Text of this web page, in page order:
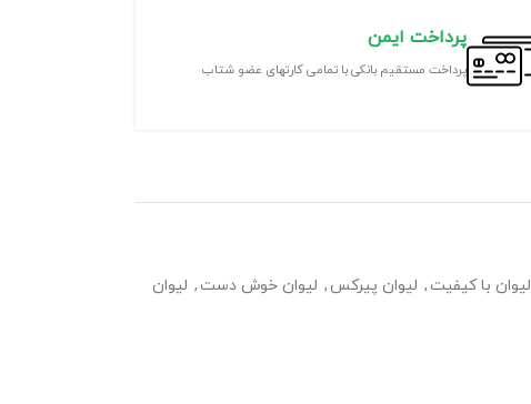
پرداخت ایمن
پرداخت مستقیم بانکی با تمامی کارتهای عضو شتاب
لیوان با کیفیت , لیوان پیرکس , لیوان خوش دست , لیوان